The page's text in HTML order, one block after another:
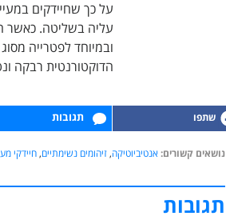
על כך שחיידקים
עליה בשליטה. כאשר
ובמיוחד לפטרייה
הדוקטורנטית רבקה
תגובות
נושאים קשורים: אנטיביוטיקה,זיהומים נשימתיים,חיידקי
תגובות